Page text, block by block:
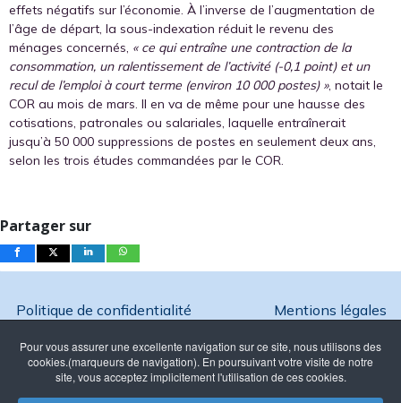
Pour vous assurer une excellente navigation sur ce site, nous utilisons des
cookies.(marqueurs de navigation). En poursuivant votre visite de notre
site, vous acceptez implicitement l'utilisation de ces cookies.
effets négatifs sur l’économie. À l’inverse de l’augmentation de
l’âge de départ, la sous-indexation réduit le revenu des
ménages concernés, « ce qui entraîne une contraction de la
consommation, un ralentissement de l’activité (-0,1 point) et un
recul de l’emploi à court terme (environ 10 000 postes) », notait le
COR au mois de mars. Il en va de même pour une hausse des
cotisations, patronales ou salariales, laquelle entraînerait
jusqu’à 50 000 suppressions de postes en seulement deux ans,
selon les trois études commandées par le COR.
Partager sur
Politique de confidentialité Mentions légales
Copyright @ 2026 Ambition France - Reproduction interdite